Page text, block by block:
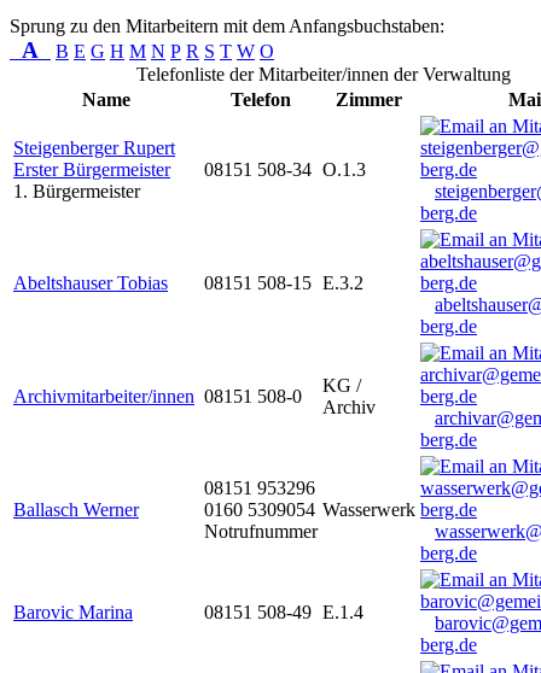
Sprung zu den Mitarbeitern mit dem Anfangsbuchstaben:
A B E G H M N P R S T W O
Telefonliste der Mitarbeiter/innen der Verwaltung
Name
Telefon Zimmer
Steigenberger Rupert
Erster Bürgermeister
1. Bürgermeister
08151 508-34 O.1.3
berg.de
Abeltshauser Tobias 08151 508-15 E.3.2
berg.de
Archivmitarbeiter/innen 08151 508-0
KG /
Archiv
berg.de
Ballasch Werner
08151 953296
0160 5309054
Notrufnummer
Wasserwerk
berg.de
Barovic Marina 08151 508-49 E.1.4
berg.de